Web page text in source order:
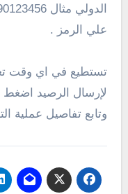
علي الرمز .
تستطيع في اي وقت
لإرسال الرصيد
وتابع تفاصيل عملية